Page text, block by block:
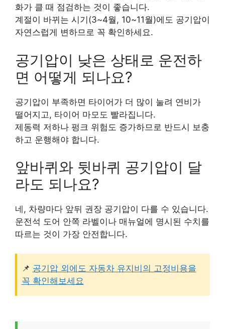
화가 클 때 점검하는 것이 좋습니다.
계절이 바뀌는 시기(3~4월, 10~11월)에도 공기압이
자연스럽게 변하므로 꼭 확인하세요.
공기압이 낮은 상태로 운전하
면 어떻게 되나요?
공기압이 부족하면 타이어가 더 많이 눌려 연비가
떨어지고, 타이어 마모도 빨라집니다.
제동력 저하나 펑크 위험도 증가하므로 반드시 보충
하고 운행해야 합니다.
앞바퀴와 뒷바퀴 공기압이 달
라도 되나요?
네, 차량마다 앞뒤 권장 공기압이 다를 수 있습니다.
운전석 도어 안쪽 라벨이나 매뉴얼에 명시된 수치를
따르는 것이 가장 안전합니다.
📌 공기압 외에도 자동차 유지비의 고정비용을
꼭 확인해보세요